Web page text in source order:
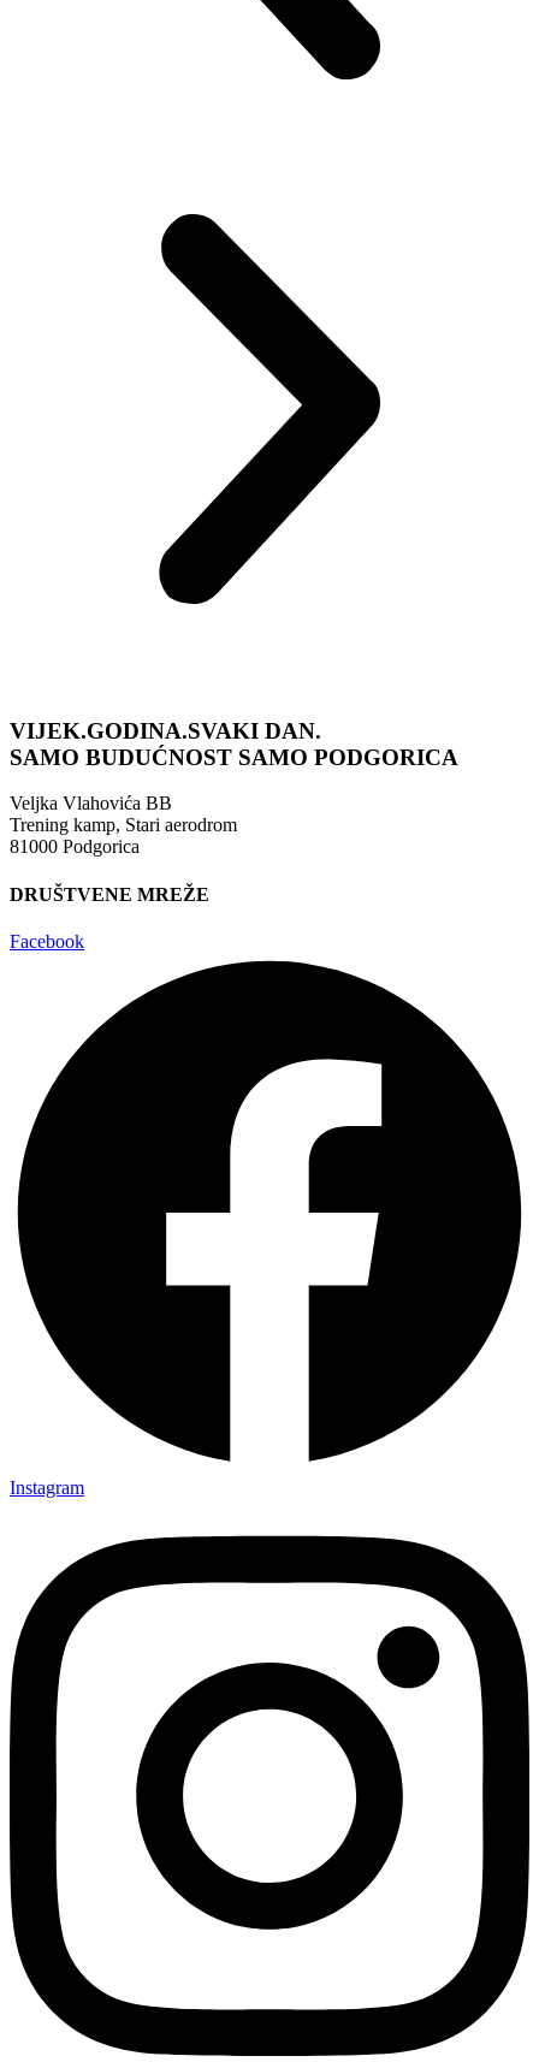
VIJEK.GODINA.SVAKI DAN.
SAMO BUDUĆNOST SAMO PODGORICA
Veljka Vlahovića BB
Trening kamp, Stari aerodrom
81000 Podgorica
DRUŠTVENE MREŽE
Facebook
Instagram